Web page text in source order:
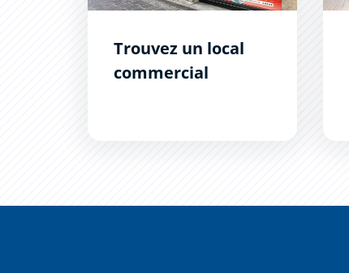
Trouvez un local
commercial